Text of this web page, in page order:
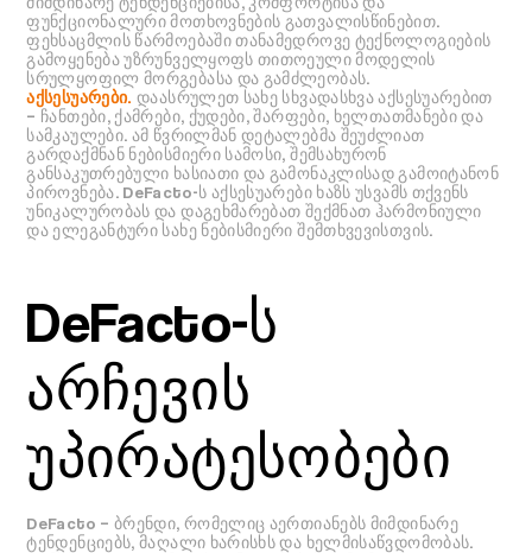
ფუნქციონალური მოთხოვნების გათვალისწინებით.
ფეხსაცმლის წარმოებაში თანამედროვე ტექნოლოგიების
გამოყენება უზრუნველყოფს თითოეული მოდელის
სრულყოფილ მორგებასა და გამძლეობას.
აქსესუარები. დაასრულეთ სახე სხვადასხვა აქსესუარებით
– ჩანთები, ქამრები, ქუდები, შარფები, ხელთათმანები და
სამკაულები. ამ წვრილმან დეტალებმა შეუძლიათ
გარდაქმნან ნებისმიერი სამოსი, შემსახურონ
განსაკუთრებული ხასიათი და გამონაკლისად გამოიტანონ
პიროვნება. DeFacto-ს აქსესუარები ხაზს უსვამს თქვენს
უნიკალურობას და დაგეხმარებათ შექმნათ ჰარმონიული
და ელეგანტური სახე ნებისმიერი შემთხვევისთვის.
DeFacto-ს
არჩევის
უპირატესობები
DeFacto – ბრენდი, რომელიც აერთიანებს მიმდინარე
ტენდენციებს, მაღალი ხარისხს და ხელმისაწვდომობას.